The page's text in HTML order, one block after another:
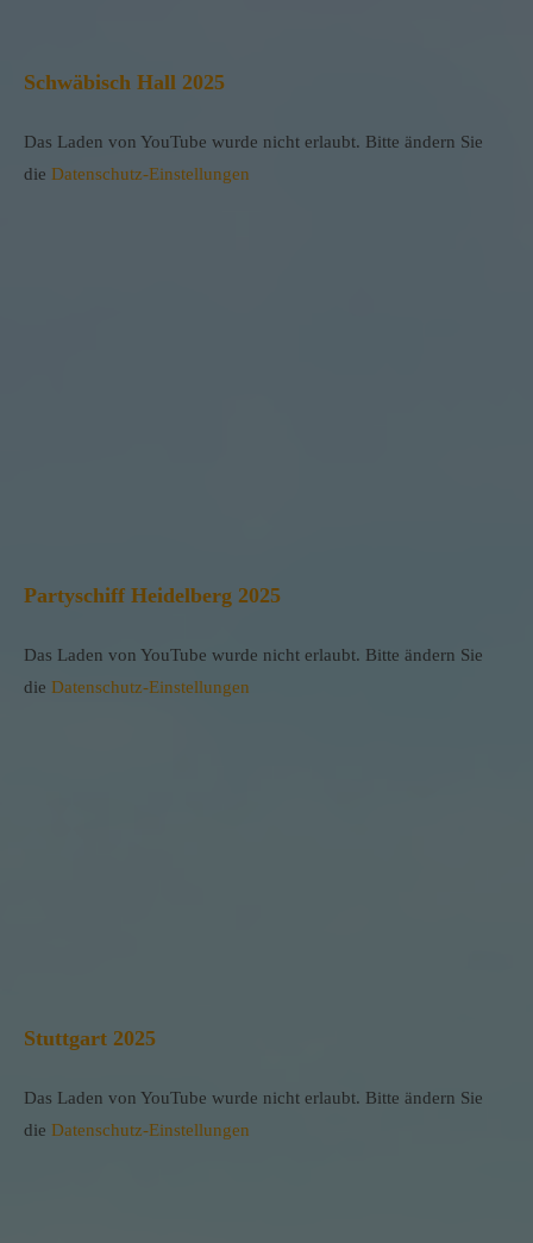
Schwäbisch Hall 2025
Das Laden von YouTube wurde nicht erlaubt. Bitte ändern Sie
die Datenschutz-Einstellungen
Partyschiff Heidelberg 2025
Das Laden von YouTube wurde nicht erlaubt. Bitte ändern Sie
die Datenschutz-Einstellungen
Stuttgart 2025
Das Laden von YouTube wurde nicht erlaubt. Bitte ändern Sie
die Datenschutz-Einstellungen